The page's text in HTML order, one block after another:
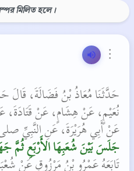
মিলিত হলে।
⋮
حَدَّثَنَا مُعَاذُ بْنُ فَضَالَةَ، قَالَ
نُعَيْمٍ، عَنْ هِشَامٍ، عَنْ
عَنْ أَبِي هُرَيْرَةَ، عَنِ النَّبِيِّ صلى
جَلَسَ بَيْنَ شُعَبِهَا الأَرْبَعِ ثُمَّ
تَابَعَهُ عَمْرُو بْنُ مَرْزُوقٍ عَنْ